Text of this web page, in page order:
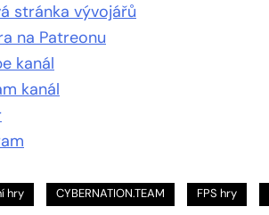
stránka vývojářů
na Patreonu
kanál
kanál
hry CYBERNATION.TEAM FPS hry